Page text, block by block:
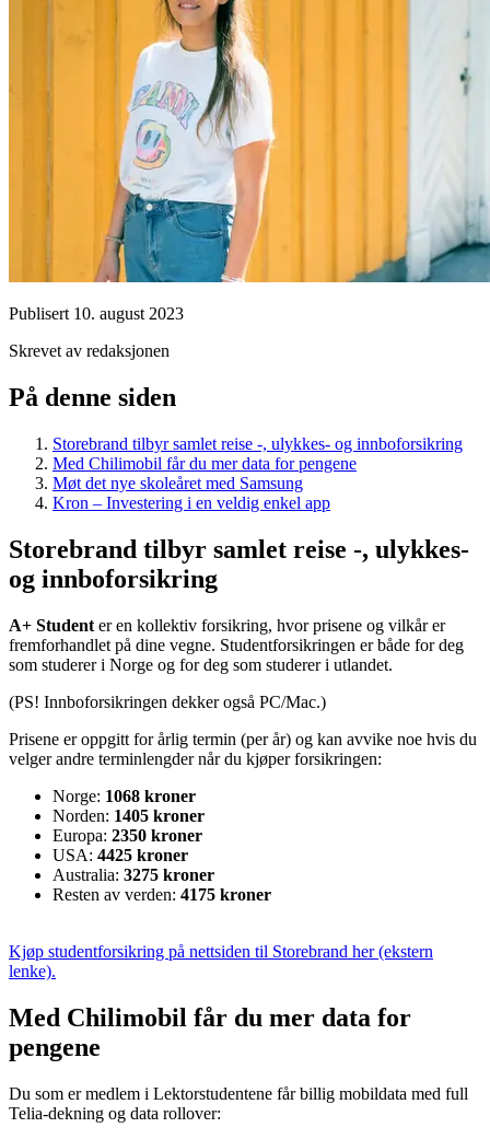
Publisert 10. august 2023
Skrevet av redaksjonen
På denne siden
Storebrand tilbyr samlet reise -, ulykkes- og innboforsikring
Med Chilimobil får du mer data for pengene
Møt det nye skoleåret med Samsung
Kron – Investering i en veldig enkel app
Storebrand tilbyr samlet reise -, ulykkes-
og innboforsikring
A+ Student er en kollektiv forsikring, hvor prisene og vilkår er
fremforhandlet på dine vegne. Studentforsikringen er både for deg
som studerer i Norge og for deg som studerer i utlandet.
(PS! Innboforsikringen dekker også PC/Mac.)
Prisene er oppgitt for årlig termin (per år) og kan avvike noe hvis du
velger andre terminlengder når du kjøper forsikringen:
Norge: 1068 kroner
Norden: 1405 kroner
Europa: 2350 kroner
USA: 4425 kroner
Australia: 3275 kroner
Resten av verden: 4175 kroner
Kjøp studentforsikring på nettsiden til Storebrand her (ekstern
lenke).
Med Chilimobil får du mer data for
pengene
Du som er medlem i Lektorstudentene får billig mobildata med full
Telia-dekning og data rollover: